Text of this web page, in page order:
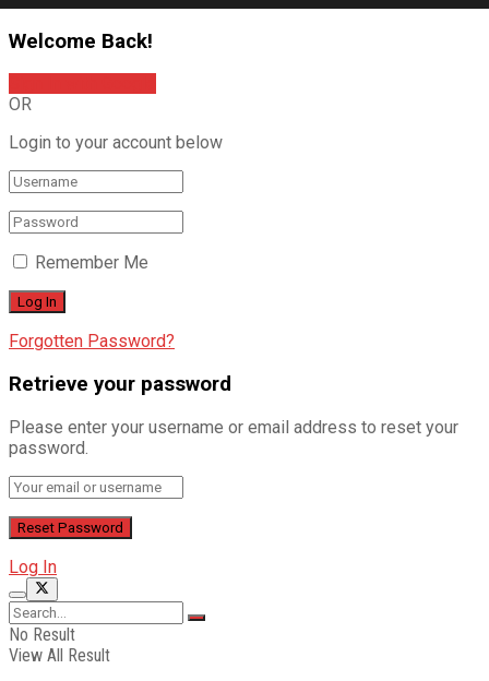
Welcome Back!
OR
Login to your account below
Remember Me
Forgotten Password?
Retrieve your password
Please enter your username or email address to reset your
password.
Log In
No Result
View All Result